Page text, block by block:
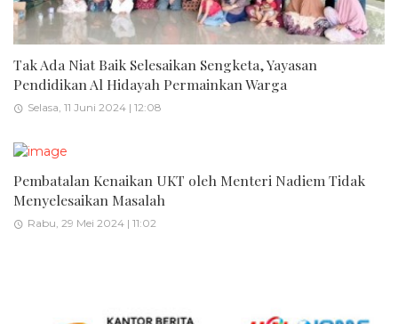
Tak Ada Niat Baik Selesaikan Sengketa, Yayasan
Pendidikan Al Hidayah Permainkan Warga
Selasa, 11 Juni 2024 | 12:08
Pembatalan Kenaikan UKT oleh Menteri Nadiem Tidak
Menyelesaikan Masalah
Rabu, 29 Mei 2024 | 11:02